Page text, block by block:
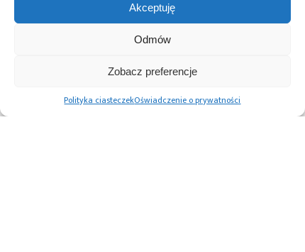
Akceptuję
Odmów
Zobacz preferencje
Polityka ciasteczekOświadczenie o prywatności
fabryki, 2 nowe
TSMC otrzyma
6,6 mld USD na
półprzewodników
z Tajwanu
produkcję w USA?